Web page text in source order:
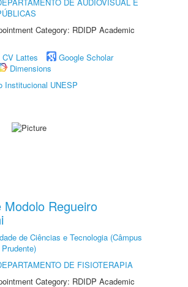
Category: RDIDP Academic
CV Lattes
Google Scholar
Dimensions
Institucional UNESP
Modolo Regueiro
de Ciências e Tecnologia (Câmpus
DE FISIOTERAPIA
Category: RDIDP Academic